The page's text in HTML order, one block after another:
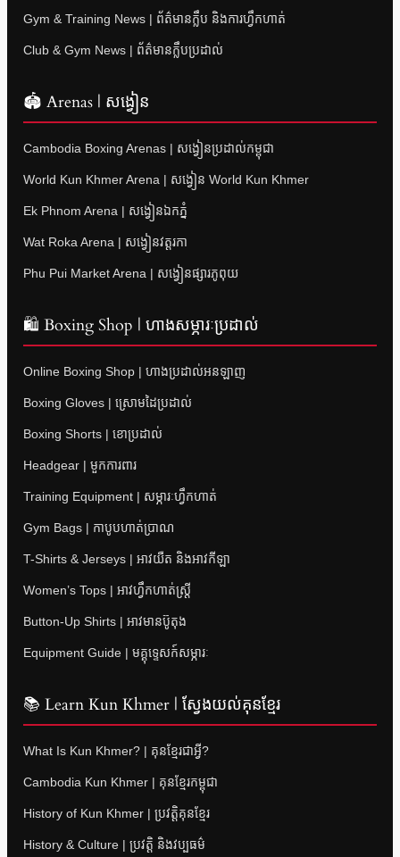
Gym & Training News | ព័ត៌មានក្លឹប និងការហ្វឹកហាត់
Club & Gym News | ព័ត៌មានក្លឹបប្រដាល់
🏟 Arenas | សង្វៀន
Cambodia Boxing Arenas | សង្វៀនប្រដាល់កម្ពុជា
World Kun Khmer Arena | សង្វៀន World Kun Khmer
Ek Phnom Arena | សង្វៀនឯកភ្នំ
Wat Roka Arena | សង្វៀនវត្តរកា
Phu Pui Market Arena | សង្វៀនផ្សារភូពុយ
🛍 Boxing Shop | ហាងសម្ភារៈប្រដាល់
Online Boxing Shop | ហាងប្រដាល់អនឡាញ
Boxing Gloves | ស្រោមដៃប្រដាល់
Boxing Shorts | ខោប្រដាល់
Headgear | មួកការពារ
Training Equipment | សម្ភារៈហ្វឹកហាត់
Gym Bags | កាបូបហាត់ប្រាណ
T-Shirts & Jerseys | អាវយឺត និងអាវកីឡា
Women’s Tops | អាវហ្វឹកហាត់ស្ត្រី
Button-Up Shirts | អាវមានប៊ូតុង
Equipment Guide | មគ្គុទ្ទេសក៍សម្ភារៈ
📚 Learn Kun Khmer | ស្វែងយល់គុនខ្មែរ
What Is Kun Khmer? | គុនខ្មែរជាអ្វី?
Cambodia Kun Khmer | គុនខ្មែរកម្ពុជា
History of Kun Khmer | ប្រវត្តិគុនខ្មែរ
History & Culture | ប្រវត្តិ និងវប្បធម៌